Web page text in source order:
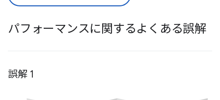
パフォーマンスに関するよくある誤解
誤解 1